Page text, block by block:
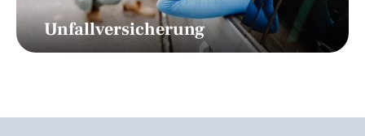
Unfallversicherung